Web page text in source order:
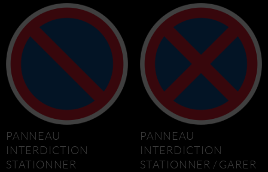
PANNEAU
INTERDICTION
STATIONNER
PANNEAU
INTERDICTION
STATIONNER / GARER